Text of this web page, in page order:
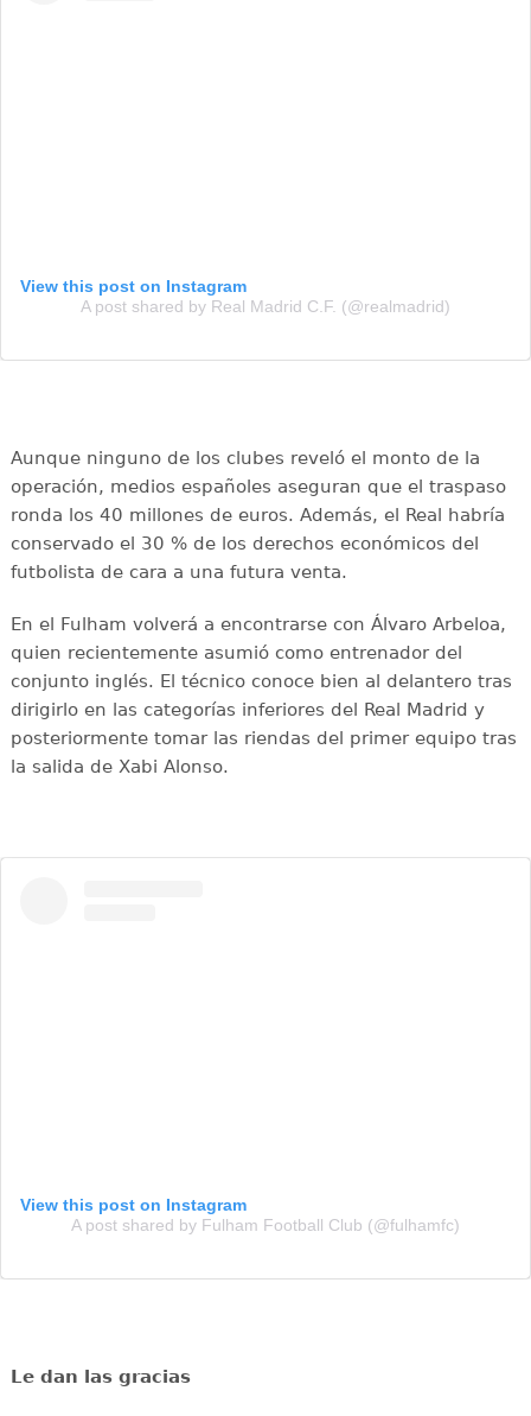
View this post on Instagram
A post shared by Real Madrid C.F. (@realmadrid)
Aunque ninguno de los clubes reveló el monto de la
operación, medios españoles aseguran que el traspaso
ronda los 40 millones de euros. Además, el Real habría
conservado el 30 % de los derechos económicos del
futbolista de cara a una futura venta.
En el Fulham volverá a encontrarse con Álvaro Arbeloa,
quien recientemente asumió como entrenador del
conjunto inglés. El técnico conoce bien al delantero tras
dirigirlo en las categorías inferiores del Real Madrid y
posteriormente tomar las riendas del primer equipo tras
la salida de Xabi Alonso.
View this post on Instagram
A post shared by Fulham Football Club (@fulhamfc)
Le dan las gracias